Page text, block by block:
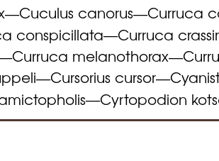
—Cuculus canorus—Curruca
conspicillata—Curruca
Curruca melanothorax—
—Cursorius cursor—
—Cyrtopodion